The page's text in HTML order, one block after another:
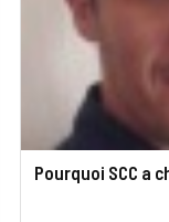
Pourquoi SCC a